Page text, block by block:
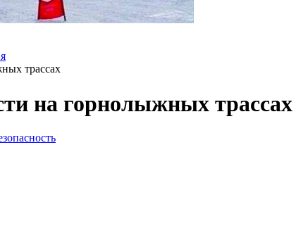
трассах
на горнолыжных трассах